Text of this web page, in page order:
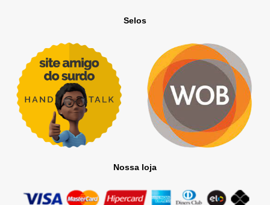
Selos
Nossa loja